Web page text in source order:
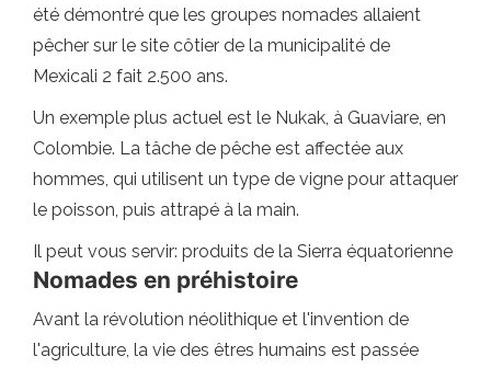
été démontré que les groupes nomades allaient
pêcher sur le site côtier de la municipalité de
Mexicali 2 fait 2.500 ans.
Un exemple plus actuel est le Nukak, à Guaviare, en
Colombie. La tâche de pêche est affectée aux
hommes, qui utilisent un type de vigne pour attaquer
le poisson, puis attrapé à la main.
Il peut vous servir: produits de la Sierra équatorienne
Nomades en préhistoire
Avant la révolution néolithique et l'invention de
l'agriculture, la vie des êtres humains est passée